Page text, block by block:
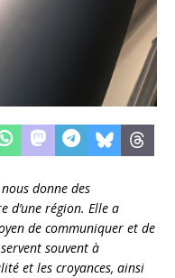
donne des
d’une région. Elle a
de communiquer et de
souvent à
et les croyances, ainsi